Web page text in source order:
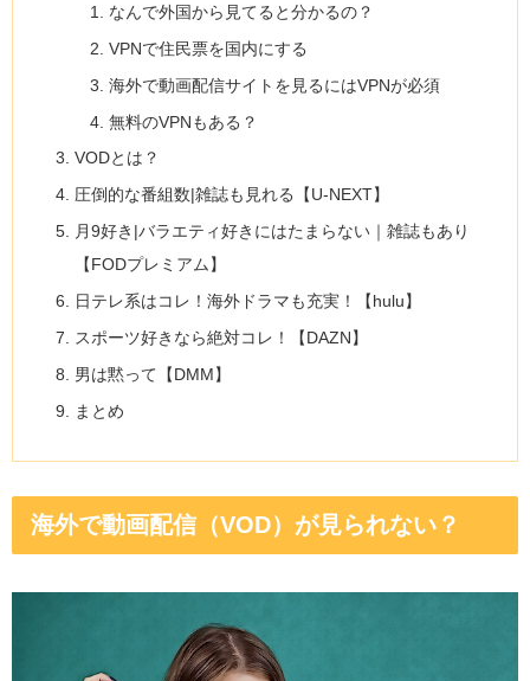
なんで外国から見てると分かるの？
VPNで住民票を国内にする
海外で動画配信サイトを見るにはVPNが必須
無料のVPNもある？
VODとは？
圧倒的な番組数|雑誌も見れる【U-NEXT】
月9好き|バラエティ好きにはたまらない｜雑誌もあり
【FODプレミアム】
日テレ系はコレ！海外ドラマも充実！【hulu】
スポーツ好きなら絶対コレ！【DAZN】
男は黙って【DMM】
まとめ
海外で動画配信（VOD）が見られない？